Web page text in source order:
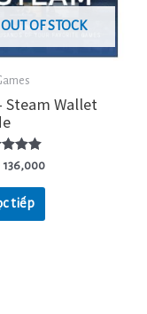
OUT OF STOCK
Steam Wallet
xếp
136,000
tiếp